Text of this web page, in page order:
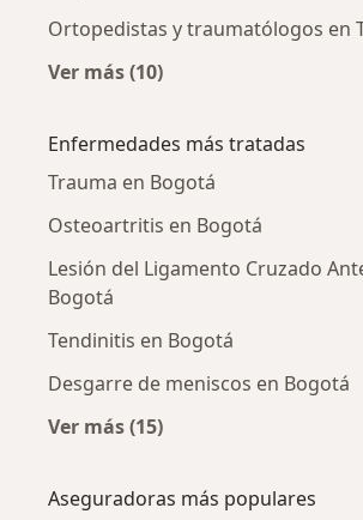
Ortopedistas y traumatólogos en
Ver más (10)
Enfermedades más tratadas
Trauma en Bogotá
Osteoartritis en Bogotá
Lesión del Ligamento Cruzado
Bogotá
Tendinitis en Bogotá
Desgarre de meniscos en Bogotá
Ver más (15)
Aseguradoras más populares